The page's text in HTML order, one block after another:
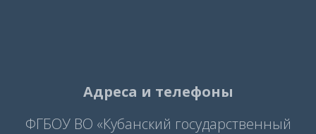
Адреса и телефоны
ФГБОУ ВО «Кубанский государственный